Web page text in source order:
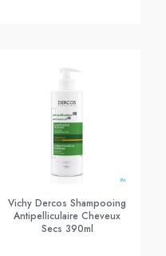
Vichy Dercos Shampooing
Antipelliculaire Cheveux
Secs 390ml